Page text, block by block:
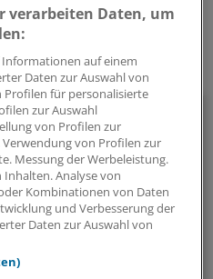
Prävention
stellt die wichtigsten
Themenspektrum Krebs
und praxisnah.
verarbeiten Daten, um
auf einem
Daten zur Auswahl von
Profilen für personalisierte
zur Auswahl
von Profilen zur
von Profilen zur
Messung der Werbeleistung.
Analyse von
Kombinationen von Daten
und Verbesserung der
Daten zur Auswahl von